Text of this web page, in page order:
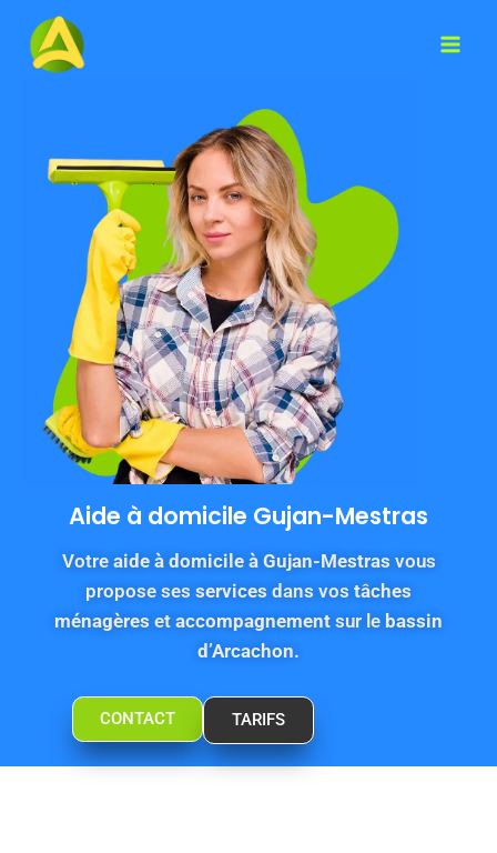
Aide à domicile Gujan-Mestras
Votre aide à domicile à Gujan-Mestras vous
propose ses services dans vos tâches
ménagères et accompagnement sur le bassin
d’Arcachon.
CONTACT TARIFS